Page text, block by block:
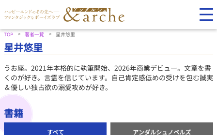
TOP 著者一覧 星井悠里
星井悠里
うお座。2021年本格的に執筆開始、2026年商業デビュー。文章を書
くのが好き。言霊を信じています。自己肯定感低めの受けを包む誠実
＆優しい独占欲の溺愛攻めが好き。
書籍
すべて アンダルシュノベルズ